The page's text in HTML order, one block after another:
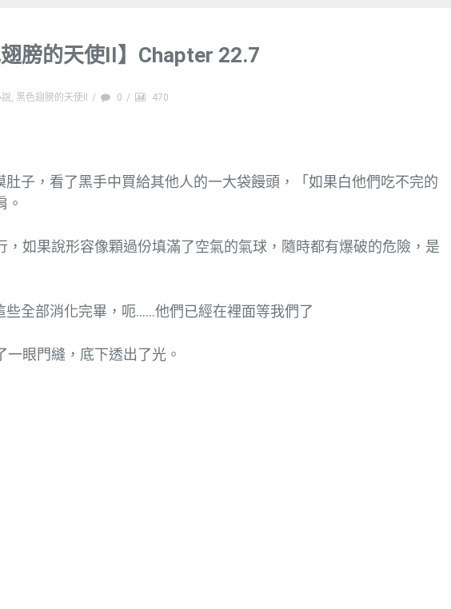
膀的天使II】Chapter 22.7
說, 黑色翅膀的天使II / 0 / 470
子，看了黑手中買給其他人的一大袋饅頭，「如果白他們吃不完的
。
，如果說形容像顆過份填滿了空氣的氣球，隨時都有爆破的危險，是
全部消化完畢，呃……他們已經在裡面等我們了
一眼門縫，底下透出了光。